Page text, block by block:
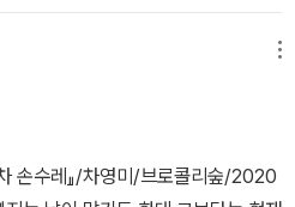
그맣게 마주하는 하루를 언뜻선뜻 담
구나 싶습니다. 굳이 글치레를 할
써 겉으로 꾸미려 할수록 삶결하고
노래라면 뭉뚱그리지 않으면서 삶
. 언제 어떻게 왜 어쩌다가 넘어져
는지 고스란히 적으면 돼요. 눈이 드
손수레』/차영미/브로콜리숲/2020